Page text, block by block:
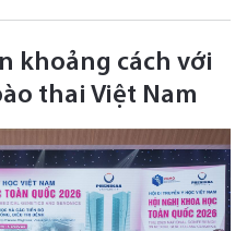
khoảng cách với
thai Việt Nam